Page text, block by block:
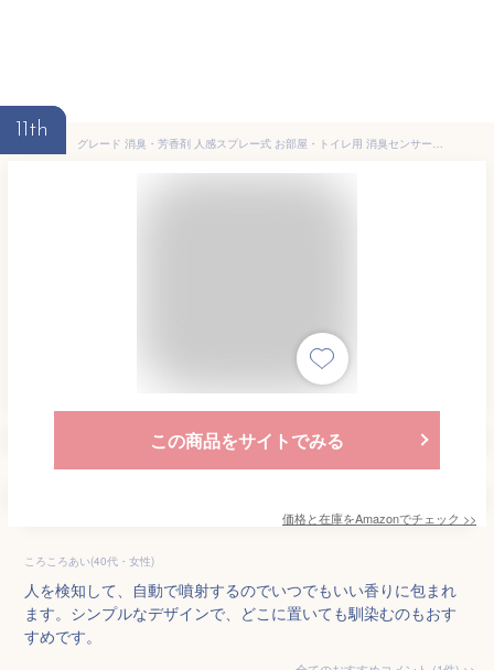
11th
グレード 消臭・芳香剤 人感スプレー式 お部屋・トイレ用 消臭センサー&スプレー 本体 リフレッシュスプリングの香り 18mL
この商品をサイトでみる
価格と在庫をAmazonでチェック >>
ころころあい(40代・女性)
人を検知して、自動で噴射するのでいつでもいい香りに包まれ
ます。シンプルなデザインで、どこに置いても馴染むのもおす
すめです。